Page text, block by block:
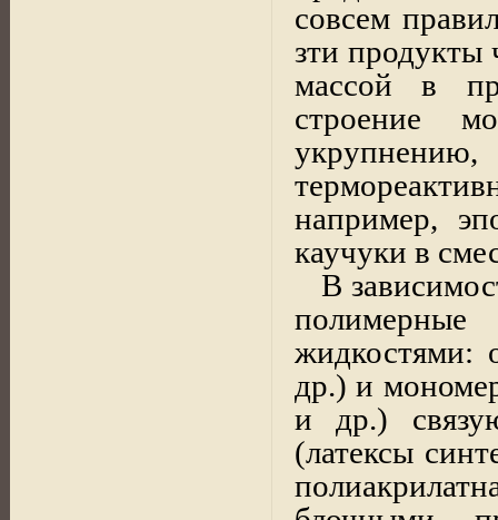
совсем
зти продукты
массой в
строение
например,
каучуки в
В
жидкостями:
др.) и
и др.)
(латексы